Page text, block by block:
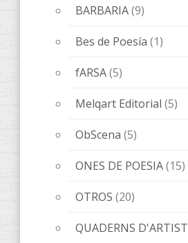
Novedades editoriales
Sin categorizar (1)
Tickets (1)